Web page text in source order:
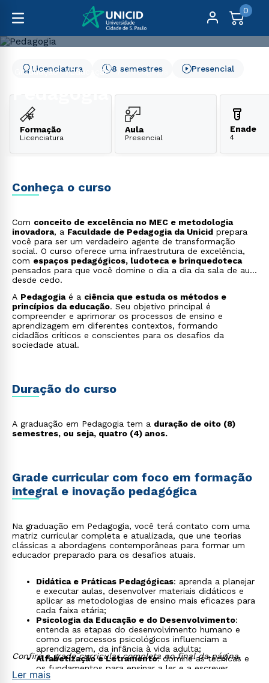
0
Graduação Educação Pedagogia
Pedagogia
8 semestres
Licenciatura Presencial
Formação
Licenciatura
Aula
Presencial
Enade
4
Conheça o curso
Com conceito de excelência no MEC e metodologia
inovadora, a Faculdade de Pedagogia da Unicid prepara
você para ser um verdadeiro agente de transformação
social. O curso oferece uma infraestrutura de excelência,
com espaços pedagógicos, ludoteca e brinquedoteca
pensados para que você domine o dia a dia da sala de aula
desde cedo.
A Pedagogiaé a ciência que estuda os métodos e
princípios da educação. Seu objetivo principal é
compreender e aprimorar os processos de ensino e
aprendizagem em diferentes contextos, formando
cidadãos críticos e conscientes para os desafios da
sociedade atual.
Duração do curso
A graduação em Pedagogia tem a duração de oito (8)
semestres, ou seja, quatro (4) anos.
Grade curricular com foco em formação
integral e inovação pedagógica
Na graduação em Pedagogia, você terá contato com uma
matriz curricular completa e atualizada, que une teorias
clássicas a abordagens contemporâneas para formar um
educador preparado para os desafios atuais.
Didática e Práticas Pedagógicas: aprenda a planejar
e executar aulas, desenvolver materiais didáticos e
aplicar as metodologias de ensino mais eficazes para
cada faixa etária;
Psicologia da Educação e do Desenvolvimento:
entenda as etapas do desenvolvimento humano e
como os processos psicológicos influenciam a
aprendizagem, da infância à vida adulta;
Alfabetização e Letramento: domine as técnicas e
os fundamentos para ensinar a ler e a escrever,
promovendo o desenvolvimento da comunicação e
Confira a grade curricular completa no final da página.
Ler mais